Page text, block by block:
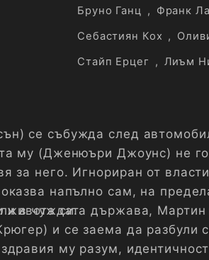
Бруно Ганц , Франк
Себастиян Кох ,
Стайп Ерцег
, Лиъм
се събужда след
му (Дженюъри Джоунс) не
за него. Игнориран от
напълно сам, на
живота си.
в чуждата държава,
и се заема да разбули
му разум,